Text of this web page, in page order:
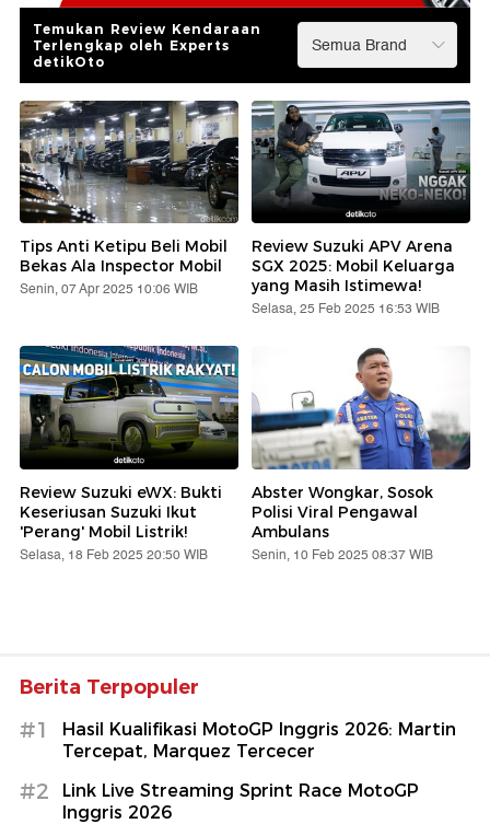
Temukan Review Kendaraan
Terlengkap oleh Experts
detikOto
Tips Anti Ketipu Beli Mobil
Bekas Ala Inspector Mobil
Senin, 07 Apr 2025 10:06 WIB
Review Suzuki APV Arena
SGX 2025: Mobil Keluarga
yang Masih Istimewa!
Selasa, 25 Feb 2025 16:53 WIB
Review Suzuki eWX: Bukti
Keseriusan Suzuki Ikut
'Perang' Mobil Listrik!
Selasa, 18 Feb 2025 20:50 WIB
Abster Wongkar, Sosok
Polisi Viral Pengawal
Ambulans
Senin, 10 Feb 2025 08:37 WIB
Berita Terpopuler
#1
Hasil Kualifikasi MotoGP Inggris 2026: Martin
Tercepat, Marquez Tercecer
#2
Link Live Streaming Sprint Race MotoGP
Inggris 2026